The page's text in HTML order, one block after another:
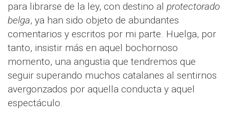
para librarse de la ley, con destino al protectorado
belga, ya han sido objeto de abundantes
comentarios y escritos por mi parte. Huelga, por
tanto, insistir más en aquel bochornoso
momento, una angustia que tendremos que
seguir superando muchos catalanes al sentirnos
avergonzados por aquella conducta y aquel
espectáculo.